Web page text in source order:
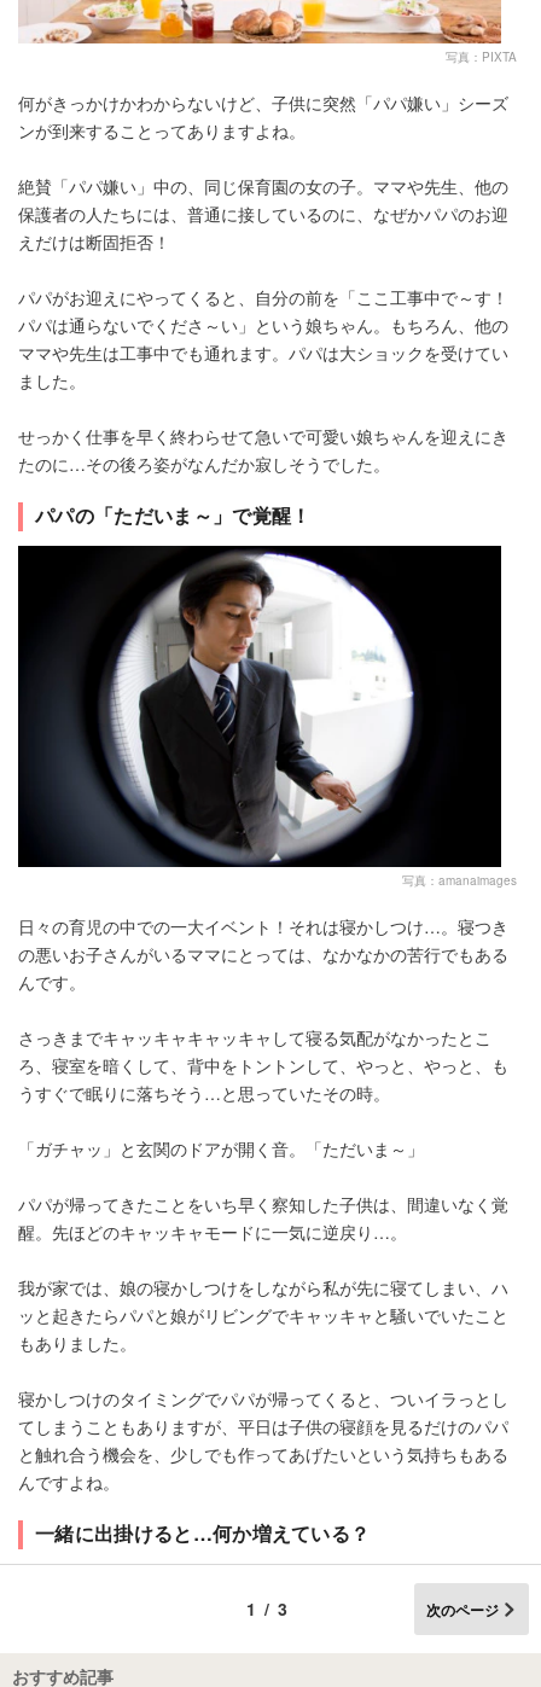
写真：PIXTA
何がきっかけかわからないけど、子供に突然「パパ嫌い」シーズ
ンが到来することってありますよね。
絶賛「パパ嫌い」中の、同じ保育園の女の子。ママや先生、他の
保護者の人たちには、普通に接しているのに、なぜかパパのお迎
えだけは断固拒否！
パパがお迎えにやってくると、自分の前を「ここ工事中で～す！
パパは通らないでくださ～い」という娘ちゃん。もちろん、他の
ママや先生は工事中でも通れます。パパは大ショックを受けてい
ました。
せっかく仕事を早く終わらせて急いで可愛い娘ちゃんを迎えにき
たのに…その後ろ姿がなんだか寂しそうでした。
パパの「ただいま～」で覚醒！
写真：amanaimages
日々の育児の中での一大イベント！それは寝かしつけ…。寝つき
の悪いお子さんがいるママにとっては、なかなかの苦行でもある
んです。
さっきまでキャッキャキャッキャして寝る気配がなかったとこ
ろ、寝室を暗くして、背中をトントンして、やっと、やっと、も
うすぐで眠りに落ちそう…と思っていたその時。
「ガチャッ」と玄関のドアが開く音。「ただいま～」
パパが帰ってきたことをいち早く察知した子供は、間違いなく覚
醒。先ほどのキャッキャモードに一気に逆戻り…。
我が家では、娘の寝かしつけをしながら私が先に寝てしまい、ハ
ッと起きたらパパと娘がリビングでキャッキャと騒いでいたこと
もありました。
寝かしつけのタイミングでパパが帰ってくると、ついイラっとし
てしまうこともありますが、平日は子供の寝顔を見るだけのパパ
と触れ合う機会を、少しでも作ってあげたいという気持ちもある
んですよね。
一緒に出掛けると…何か増えている？
1/3 次のページ
おすすめ記事